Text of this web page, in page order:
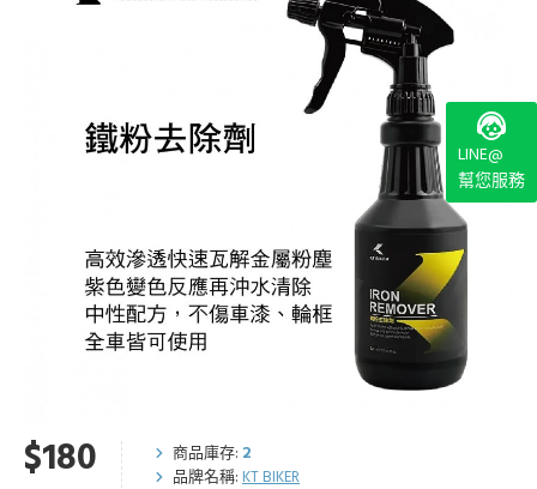
$180 商品庫存: 2
品牌名稱: KT BIKER
LINE@
幫您服務